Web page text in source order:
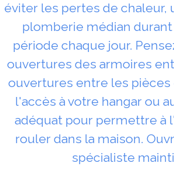
éviter les pertes de chaleur,
plomberie médian
période chaque jour.
ouvertures des armoires
ouvertures entre les
l'accès à votre hangar ou
adéquat pour permettre à
rouler dans la maison.
spécialiste